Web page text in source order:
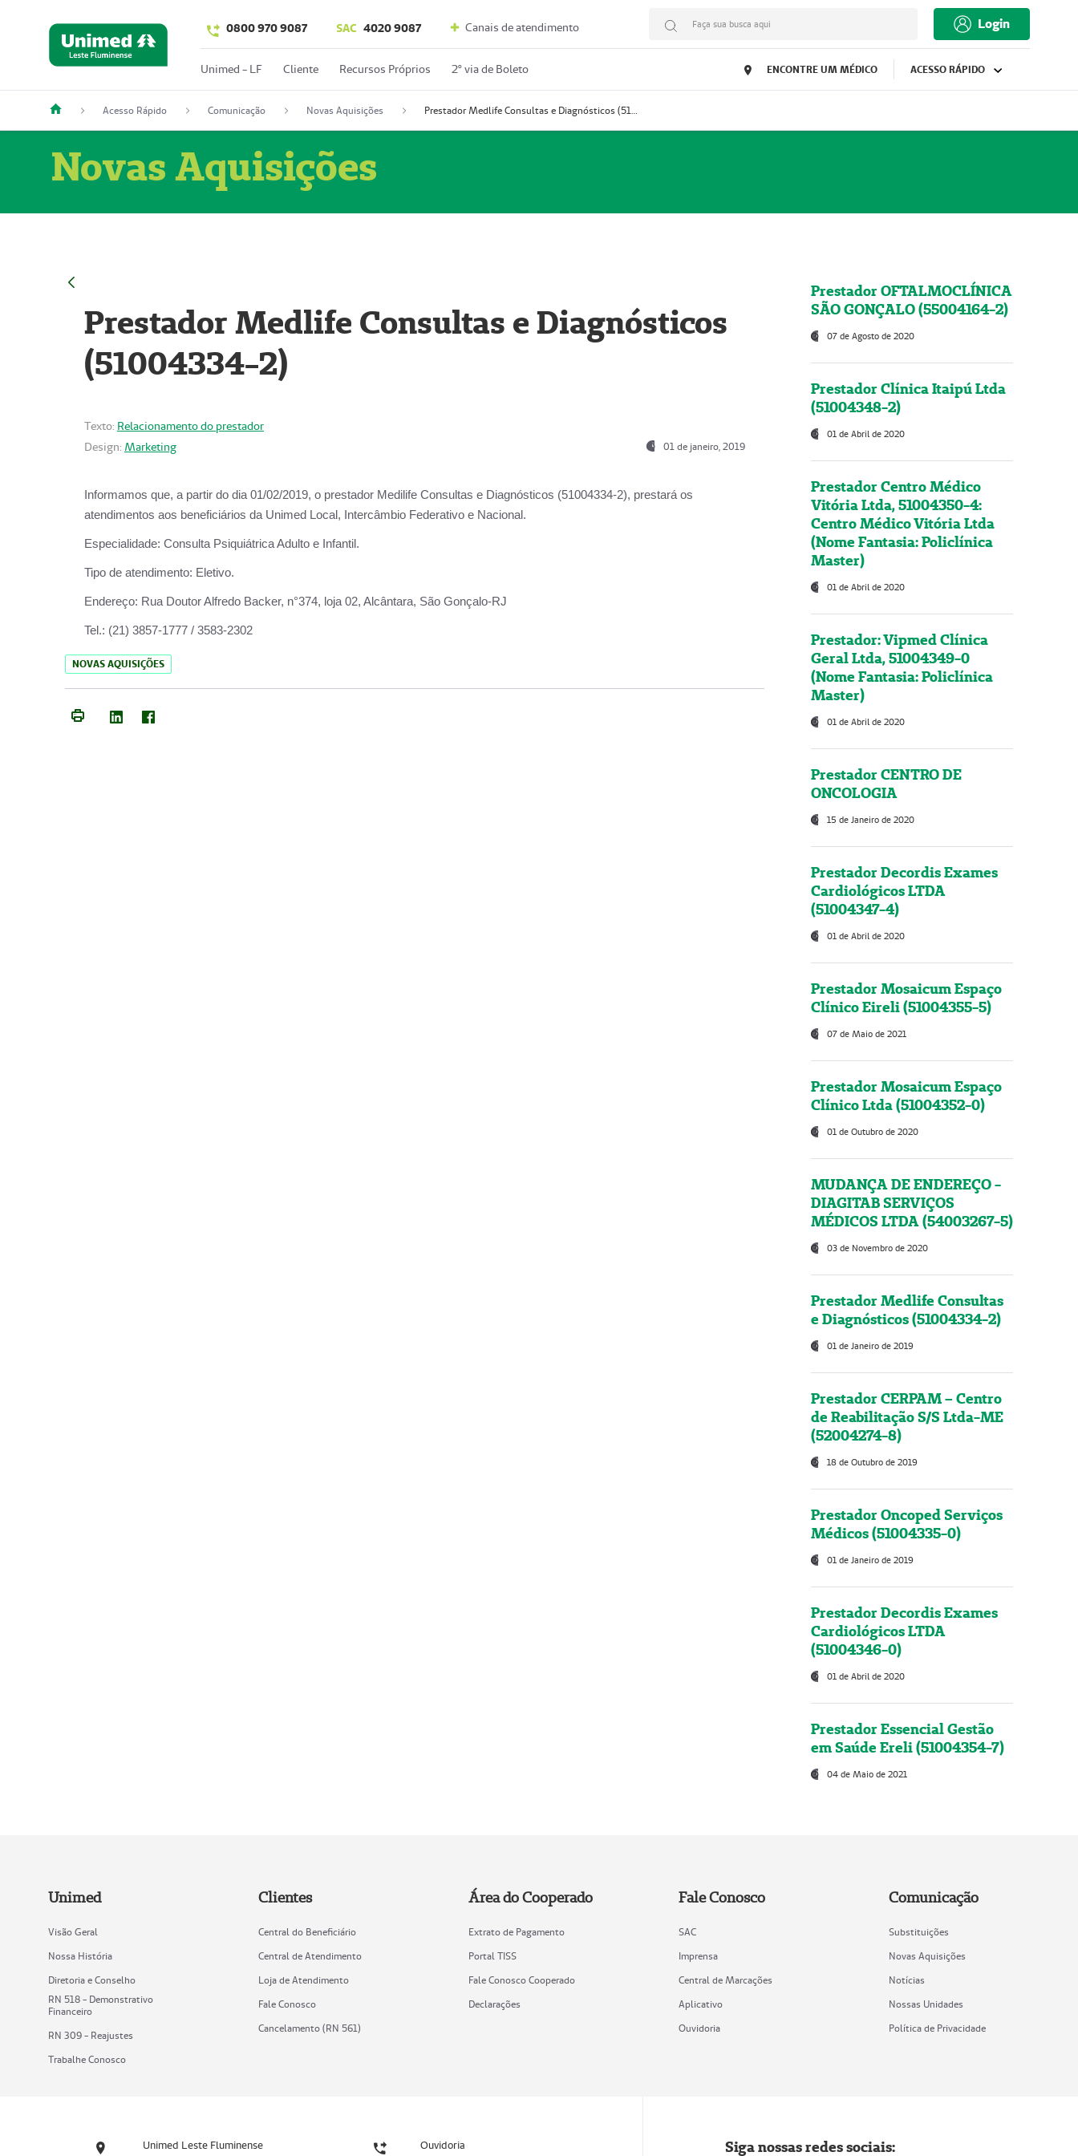
0800 970 9087 SAC 4020 9087 Canais de atendimento Faça sua busca aqui Login
Unimed - LF Cliente Recursos Próprios 2º via de Boleto ENCONTRE UM MÉDICO ACESSO RÁPIDO
Acesso Rápido Comunicação Novas Aquisições Prestador Medlife Consultas e Diagnósticos (51004334-2)
Novas Aquisições
Prestador Medlife Consultas e Diagnósticos
(51004334-2)
Texto: Relacionamento do prestador
Design: Marketing 01 de janeiro, 2019
Informamos que, a partir do dia 01/02/2019, o prestador Medilife Consultas e Diagnósticos (51004334-2), prestará os
atendimentos aos beneficiários da Unimed Local, Intercâmbio Federativo e Nacional.
Especialidade: Consulta Psiquiátrica Adulto e Infantil.
Tipo de atendimento: Eletivo.
Endereço: Rua Doutor Alfredo Backer, n°374, loja 02, Alcântara, São Gonçalo-RJ
Tel.: (21) 3857-1777 / 3583-2302
NOVAS AQUISIÇÕES
Prestador OFTALMOCLÍNICA
SÃO GONÇALO (55004164-2)
07 de Agosto de 2020
Prestador Clínica Itaipú Ltda
(51004348-2)
01 de Abril de 2020
Prestador Centro Médico
Vitória Ltda, 51004350-4:
Centro Médico Vitória Ltda
(Nome Fantasia: Policlínica
Master)
01 de Abril de 2020
Prestador: Vipmed Clínica
Geral Ltda, 51004349-0
(Nome Fantasia: Policlínica
Master)
01 de Abril de 2020
Prestador CENTRO DE
ONCOLOGIA
15 de Janeiro de 2020
Prestador Decordis Exames
Cardiológicos LTDA
(51004347-4)
01 de Abril de 2020
Prestador Mosaicum Espaço
Clínico Eireli (51004355-5)
07 de Maio de 2021
Prestador Mosaicum Espaço
Clínico Ltda (51004352-0)
01 de Outubro de 2020
MUDANÇA DE ENDEREÇO -
DIAGITAB SERVIÇOS
MÉDICOS LTDA (54003267-5)
03 de Novembro de 2020
Prestador Medlife Consultas
e Diagnósticos (51004334-2)
01 de Janeiro de 2019
Prestador CERPAM – Centro
de Reabilitação S/S Ltda-ME
(52004274-8)
18 de Outubro de 2019
Prestador Oncoped Serviços
Médicos (51004335-0)
01 de Janeiro de 2019
Prestador Decordis Exames
Cardiológicos LTDA
(51004346-0)
01 de Abril de 2020
Prestador Essencial Gestão
em Saúde Ereli (51004354-7)
04 de Maio de 2021
Unimed
Visão Geral
Nossa História
Diretoria e Conselho
RN 518 - Demonstrativo
Financeiro
RN 309 - Reajustes
Trabalhe Conosco
Clientes
Central do Beneficiário
Central de Atendimento
Loja de Atendimento
Fale Conosco
Cancelamento (RN 561)
Área do Cooperado
Extrato de Pagamento
Portal TISS
Fale Conosco Cooperado
Declarações
Fale Conosco
SAC
Imprensa
Central de Marcações
Aplicativo
Ouvidoria
Comunicação
Substituições
Novas Aquisições
Notícias
Nossas Unidades
Política de Privacidade
Unimed Leste Fluminense Ouvidoria Siga nossas redes sociais: